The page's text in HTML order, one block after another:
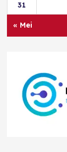
31
« Mei